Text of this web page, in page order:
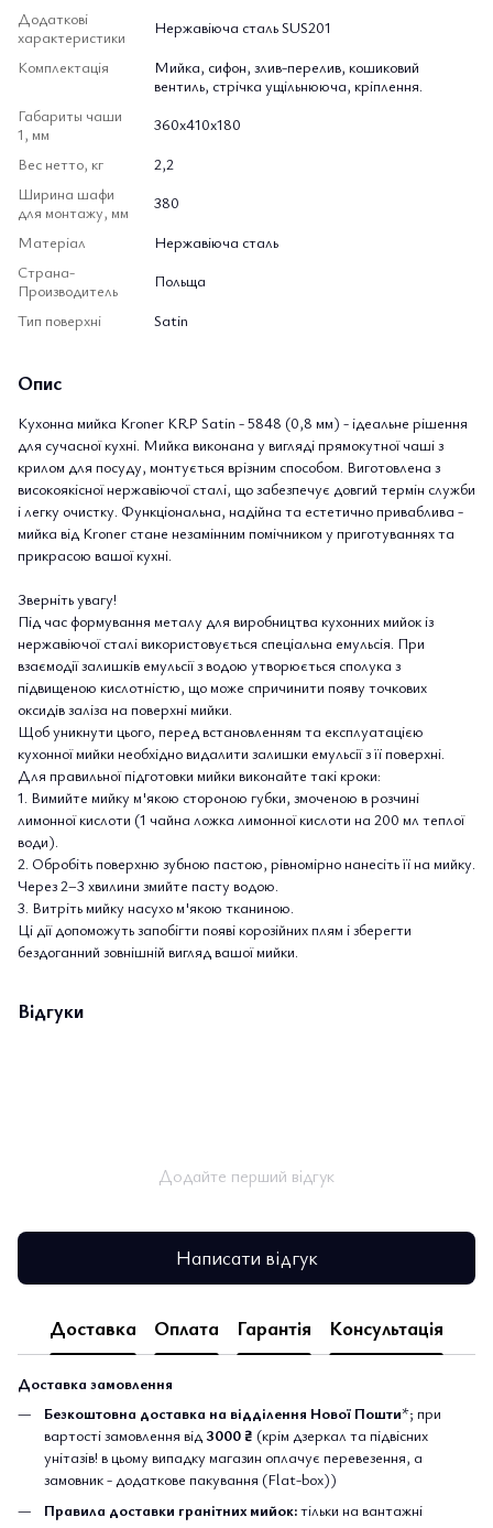
Додаткові
характеристики
Нержавіюча сталь SUS201
Комплектація
Мийка, сифон, злив-перелив, кошиковий
вентиль, стрічка ущільнююча, кріплення.
Габариты чаши
1, мм
360х410х180
Вес нетто, кг
2,2
Ширина шафи
для монтажу, мм
380
Матеріал
Нержавіюча сталь
Страна-
Производитель
Польща
Тип поверхні
Satin
Опис
Кухонна мийка Kroner KRP Satin - 5848 (0,8 мм) - ідеальне рішення
для сучасної кухні. Мийка виконана у вигляді прямокутної чаші з
крилом для посуду, монтується врізним способом. Виготовлена з
високоякісної нержавіючої сталі, що забезпечує довгий термін служби
і легку очистку. Функціональна, надійна та естетично приваблива -
мийка від Kroner стане незамінним помічником у приготуваннях та
прикрасою вашої кухні.
Зверніть увагу!
Під час формування металу для виробництва кухонних мийок із
нержавіючої сталі використовується спеціальна емульсія. При
взаємодії залишків емульсії з водою утворюється сполука з
підвищеною кислотністю, що може спричинити появу точкових
оксидів заліза на поверхні мийки.
Щоб уникнути цього, перед встановленням та експлуатацією
кухонної мийки необхідно видалити залишки емульсії з її поверхні.
Для правильної підготовки мийки виконайте такі кроки:
1. Вимийте мийку м'якою стороною губки, змоченою в розчині
лимонної кислоти (1 чайна ложка лимонної кислоти на 200 мл теплої
води).
2. Обробіть поверхню зубною пастою, рівномірно нанесіть її на мийку.
Через 2–3 хвилини змийте пасту водою.
3. Витріть мийку насухо м'якою тканиною.
Ці дії допоможуть запобігти появі корозійних плям і зберегти
бездоганний зовнішній вигляд вашої мийки.
Відгуки
Додайте перший відгук
Написати відгук
Доставка Оплата Гарантія Консультація
Доставка замовлення
Безкоштовна доставка на відділення Нової Пошти*; при
вартості замовлення від 3000 ₴ (крім дзеркал та підвісних
унітазів! в цьому випадку магазин оплачує перевезення, а
замовник - додаткове пакування (Flat-box))
Правила доставки гранітних мийок:тільки на вантажні